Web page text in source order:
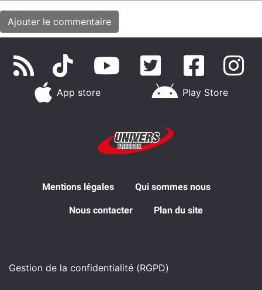
App store Play Store
Mentions légales Qui sommes nous
Nous contacter Plan du site
Gestion de la confidentialité (RGPD)